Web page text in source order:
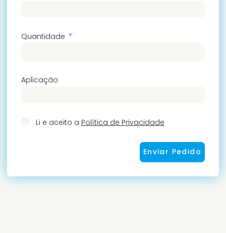
Quantidade
Aplicação
Li e aceito a Política de Privacidade
Enviar Pedido